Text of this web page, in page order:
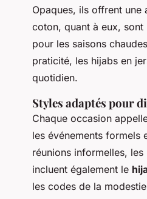
Opaques, ils offrent une
coton, quant à eux,
pour les saisons
praticité, les hijabs en
quotidien.
Styles adaptés pour
Chaque occasion
les événements formels
réunions informelles,
incluent également le
les codes de la